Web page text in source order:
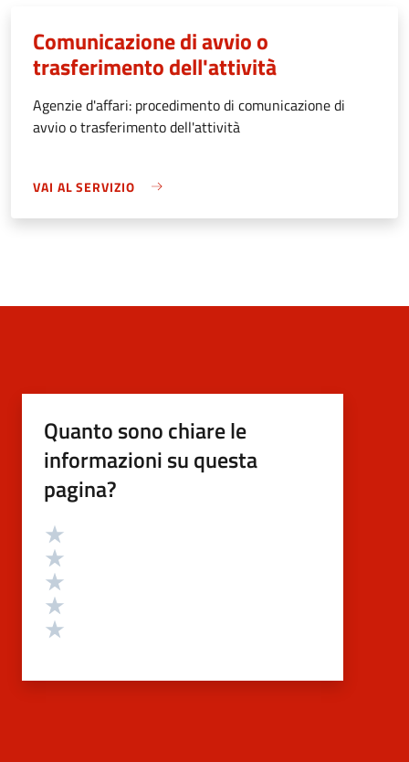
Comunicazione di avvio o
trasferimento dell'attività
Agenzie d'affari: procedimento di comunicazione di
avvio o trasferimento dell'attività
VAI AL SERVIZIO
Quanto sono chiare le
informazioni su questa
pagina?
Valutazione